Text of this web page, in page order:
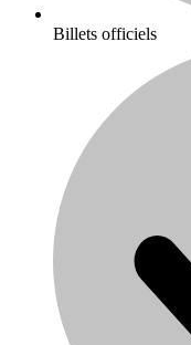
Billets officiels